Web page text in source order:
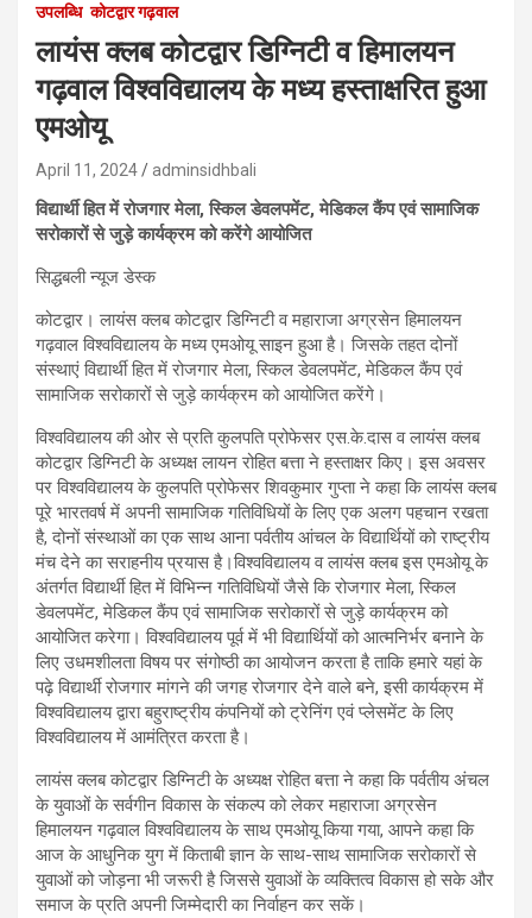
उपलब्धि कोटद्वार गढ़वाल
लायंस क्लब कोटद्वार डिग्निटी व हिमालयन
गढ़वाल विश्वविद्यालय के मध्य हस्ताक्षरित हुआ
एमओयू
April 11, 2024 adminsidhbali
विद्यार्थी हित में रोजगार मेला, स्किल डेवलपमेंट, मेडिकल कैंप एवं सामाजिक
सरोकारों से जुड़े कार्यक्रम को करेंगे आयोजित
सिद्धबली न्यूज डेस्क
कोटद्वार। लायंस क्लब कोटद्वार डिग्निटी व महाराजा अग्रसेन हिमालयन
गढ़वाल विश्वविद्यालय के मध्य एमओयू साइन हुआ है। जिसके तहत दोनों
संस्थाएं विद्यार्थी हित में रोजगार मेला, स्किल डेवलपमेंट, मेडिकल कैंप एवं
सामाजिक सरोकारों से जुड़े कार्यक्रम को आयोजित करेंगे।
विश्वविद्यालय की ओर से प्रति कुलपति प्रोफेसर एस.के.दास व लायंस क्लब
कोटद्वार डिग्निटी के अध्यक्ष लायन रोहित बत्ता ने हस्ताक्षर किए। इस अवसर
पर विश्वविद्यालय के कुलपति प्रोफेसर शिवकुमार गुप्ता ने कहा कि लायंस क्लब
पूरे भारतवर्ष में अपनी सामाजिक गतिविधियों के लिए एक अलग पहचान रखता
है, दोनों संस्थाओं का एक साथ आना पर्वतीय आंचल के विद्यार्थियों को राष्ट्रीय
मंच देने का सराहनीय प्रयास है।विश्वविद्यालय व लायंस क्लब इस एमओयू के
अंतर्गत विद्यार्थी हित में विभिन्न गतिविधियों जैसे कि रोजगार मेला, स्किल
डेवलपमेंट, मेडिकल कैंप एवं सामाजिक सरोकारों से जुड़े कार्यक्रम को
आयोजित करेगा। विश्वविद्यालय पूर्व में भी विद्यार्थियों को आत्मनिर्भर बनाने के
लिए उधमशीलता विषय पर संगोष्ठी का आयोजन करता है ताकि हमारे यहां के
पढ़े विद्यार्थी रोजगार मांगने की जगह रोजगार देने वाले बने, इसी कार्यक्रम में
विश्वविद्यालय द्वारा बहुराष्ट्रीय कंपनियों को ट्रेनिंग एवं प्लेसमेंट के लिए
विश्वविद्यालय में आमंत्रित करता है।
लायंस क्लब कोटद्वार डिग्निटी के अध्यक्ष रोहित बत्ता ने कहा कि पर्वतीय अंचल
के युवाओं के सर्वगीन विकास के संकल्प को लेकर महाराजा अग्रसेन
हिमालयन गढ़वाल विश्वविद्यालय के साथ एमओयू किया गया, आपने कहा कि
आज के आधुनिक युग में किताबी ज्ञान के साथ-साथ सामाजिक सरोकारों से
युवाओं को जोड़ना भी जरूरी है जिससे युवाओं के व्यक्तित्व विकास हो सके और
समाज के प्रति अपनी जिम्मेदारी का निर्वाहन कर सकें।